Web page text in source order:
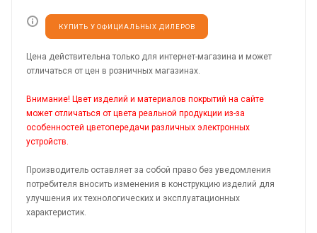
КУПИТЬ У ОФИЦИАЛЬНЫХ ДИЛЕРОВ
Цена действительна только для интернет-магазина и может
отличаться от цен в розничных магазинах.
Внимание! Цвет изделий и материалов покрытий на сайте
может отличаться от цвета реальной продукции из-за
особенностей цветопередачи различных электронных
устройств.
Производитель оставляет за собой право без уведомления
потребителя вносить изменения в конструкцию изделий для
улучшения их технологических и эксплуатационных
характеристик.